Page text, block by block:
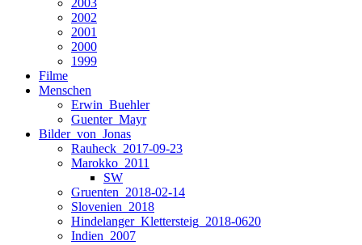
2003
2002
2001
2000
1999
Filme
Menschen
Erwin_Buehler
Guenter_Mayr
Bilder_von_Jonas
Rauheck_2017-09-23
Marokko_2011
SW
Gruenten_2018-02-14
Slovenien_2018
Hindelanger_Klettersteig_2018-0620
Indien_2007